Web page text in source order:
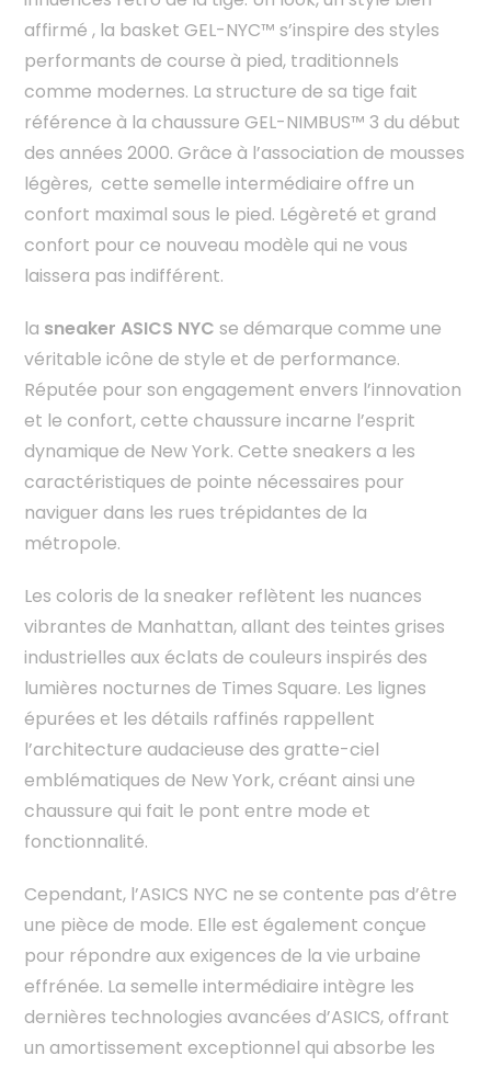
affirmé , la basket GEL-NYC™ s’inspire des styles
performants de course à pied, traditionnels
comme modernes. La structure de sa tige fait
référence à la chaussure GEL-NIMBUS™ 3 du début
des années 2000. Grâce à l’association de mousses
légères, cette semelle intermédiaire offre un
confort maximal sous le pied. Légèreté et grand
confort pour ce nouveau modèle qui ne vous
laissera pas indifférent.
la sneaker ASICS NYC se démarque comme une
véritable icône de style et de performance.
Réputée pour son engagement envers l’innovation
et le confort, cette chaussure incarne l’esprit
dynamique de New York. Cette sneakers a les
caractéristiques de pointe nécessaires pour
naviguer dans les rues trépidantes de la
métropole.
Les coloris de la sneaker reflètent les nuances
vibrantes de Manhattan, allant des teintes grises
industrielles aux éclats de couleurs inspirés des
lumières nocturnes de Times Square. Les lignes
épurées et les détails raffinés rappellent
l’architecture audacieuse des gratte-ciel
emblématiques de New York, créant ainsi une
chaussure qui fait le pont entre mode et
fonctionnalité.
Cependant, l’ASICS NYC ne se contente pas d’être
une pièce de mode. Elle est également conçue
pour répondre aux exigences de la vie urbaine
effrénée. La semelle intermédiaire intègre les
dernières technologies avancées d’ASICS, offrant
un amortissement exceptionnel qui absorbe les